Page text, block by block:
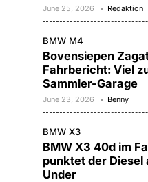
June 25, 2026 Redaktion
BMW M4
Bovensiepen
Fahrbericht: Viel
Sammler-Garage
June 23, 2026 Benny
BMW X3
BMW X3 40d im
punktet der Diesel
Under